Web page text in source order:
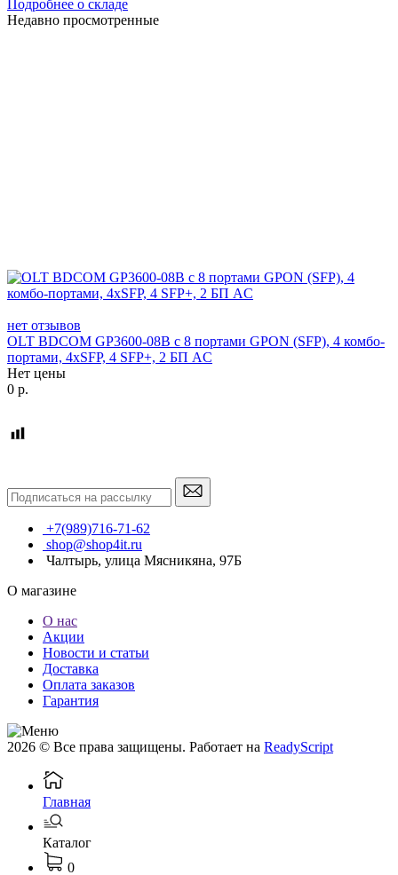
Подробнее о складе
Недавно просмотренные
нет отзывов
OLT BDCOM GP3600-08B с 8 портами GPON (SFP), 4 комбо-
портами, 4хSFP, 4 SFP+, 2 БП АC
Нет цены
0 р.
+7(989)716-71-62
shop@shop4it.ru
Чалтырь, улица Мясникяна, 97Б
О магазине
О нас
Акции
Новости и статьи
Доставка
Оплата заказов
Гарантия
2026 © Все права защищены. Работает на ReadyScript
Главная
Каталог
0